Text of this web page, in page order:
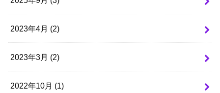
2023年4月 (2)
2023年3月 (2)
2022年10月 (1)